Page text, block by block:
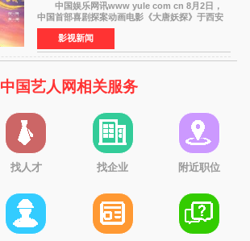
中国娱乐网讯www yule com cn 8月2日，
中国首部喜剧探案动画电影《大唐妖探》于西安
举办特别放映活动。活动面向西安市民及广大游
客开放超前观影，让一众观众率先奔赴一场新奇
欢乐的大唐探案之
影视新闻
中国艺人网相关服务
找人才 找企业 附近职位